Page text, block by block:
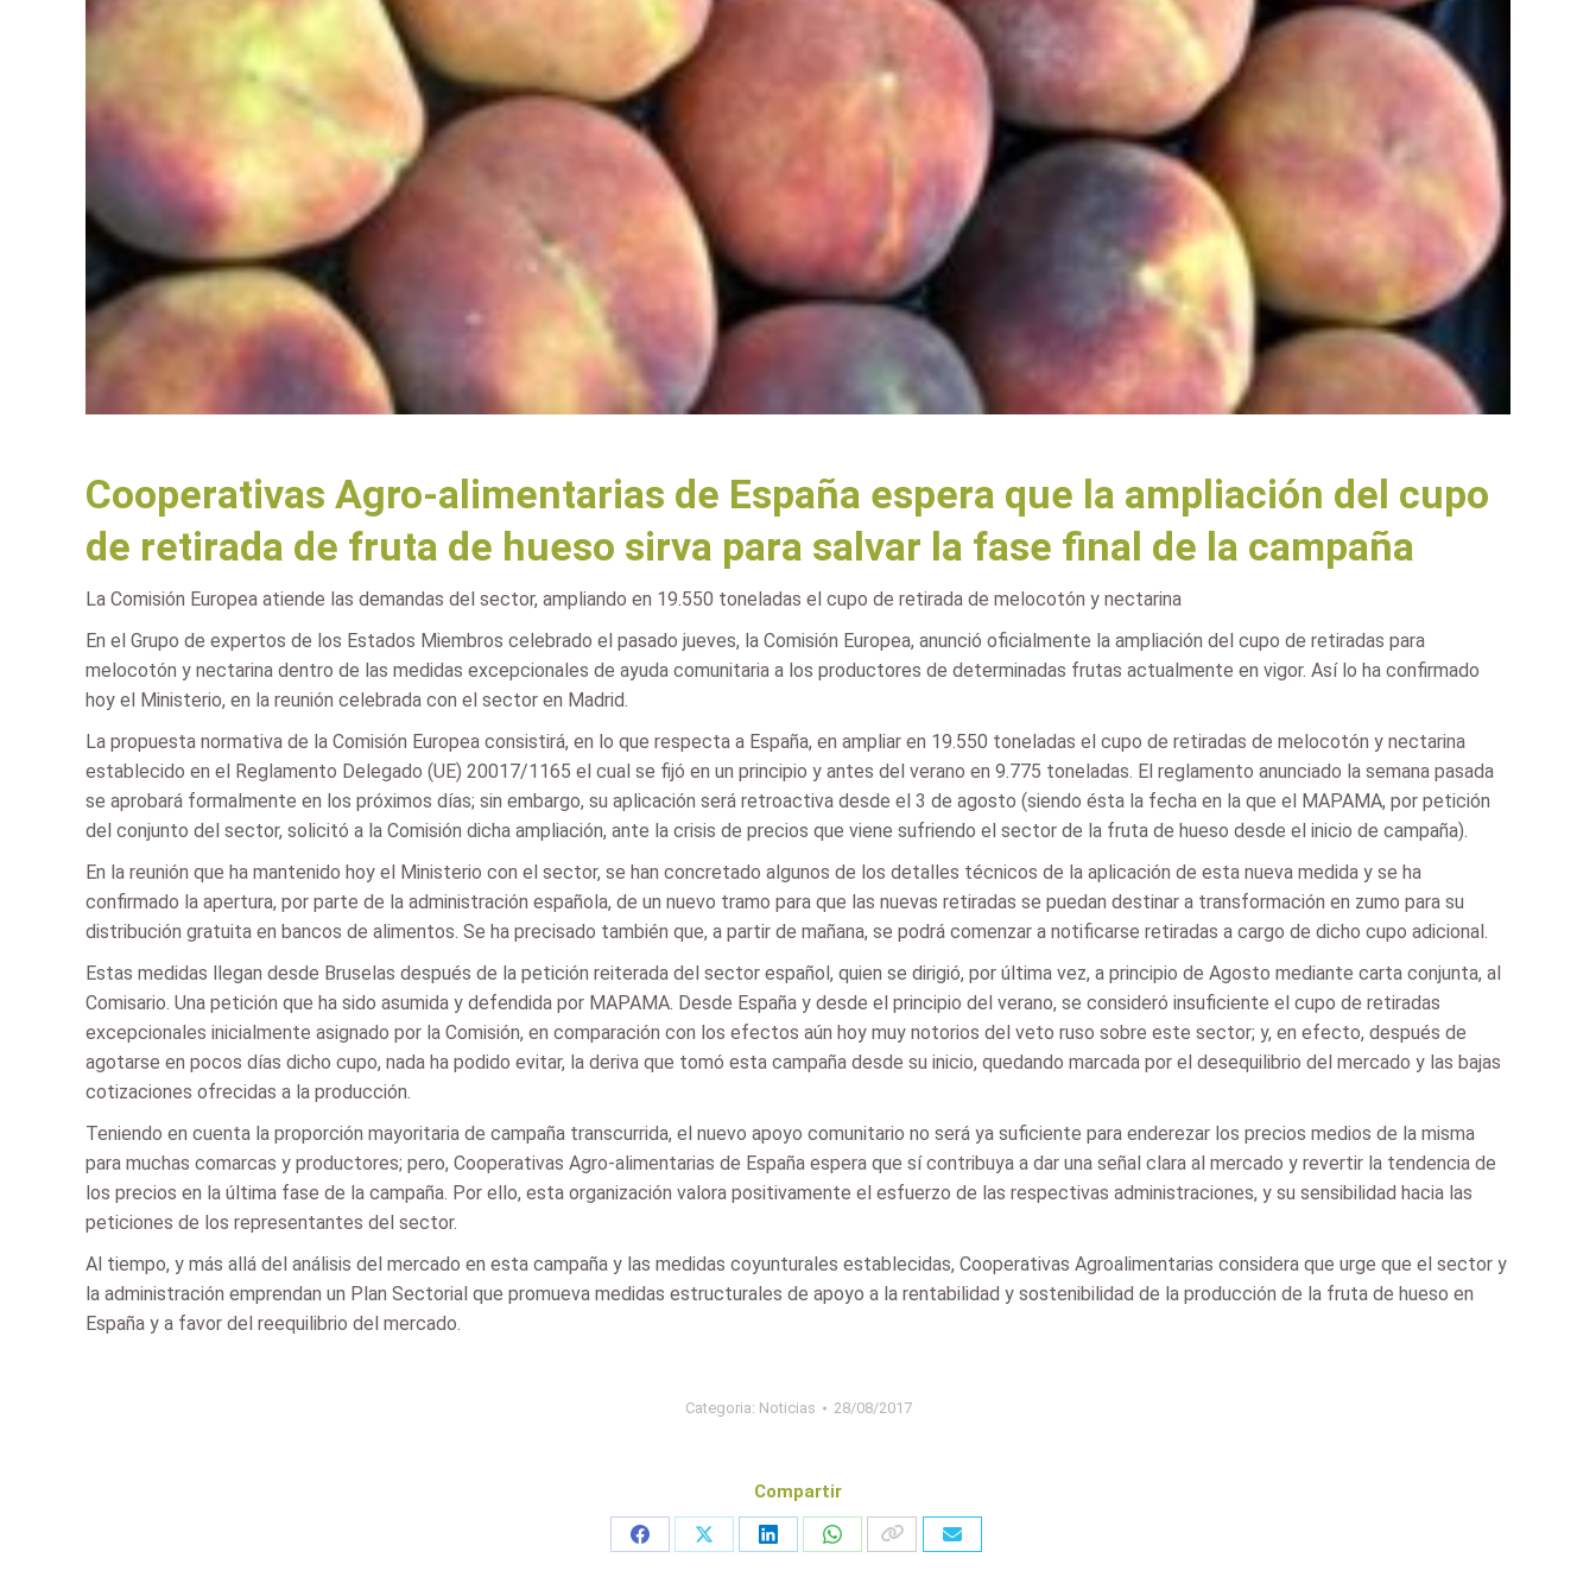
Cooperativas Agro-alimentarias de España espera que la ampliación del cupo
de retirada de fruta de hueso sirva para salvar la fase final de la campaña
La Comisión Europea atiende las demandas del sector, ampliando en 19.550 toneladas el cupo de retirada de melocotón y nectarina
En el Grupo de expertos de los Estados Miembros celebrado el pasado jueves, la Comisión Europea, anunció oficialmente la ampliación del cupo de retiradas para
melocotón y nectarina dentro de las medidas excepcionales de ayuda comunitaria a los productores de determinadas frutas actualmente en vigor. Así lo ha confirmado
hoy el Ministerio, en la reunión celebrada con el sector en Madrid.
La propuesta normativa de la Comisión Europea consistirá, en lo que respecta a España, en ampliar en 19.550 toneladas el cupo de retiradas de melocotón y nectarina
establecido en el Reglamento Delegado (UE) 20017/1165 el cual se fijó en un principio y antes del verano en 9.775 toneladas. El reglamento anunciado la semana pasada
se aprobará formalmente en los próximos días; sin embargo, su aplicación será retroactiva desde el 3 de agosto (siendo ésta la fecha en la que el MAPAMA, por petición
del conjunto del sector, solicitó a la Comisión dicha ampliación, ante la crisis de precios que viene sufriendo el sector de la fruta de hueso desde el inicio de campaña).
En la reunión que ha mantenido hoy el Ministerio con el sector, se han concretado algunos de los detalles técnicos de la aplicación de esta nueva medida y se ha
confirmado la apertura, por parte de la administración española, de un nuevo tramo para que las nuevas retiradas se puedan destinar a transformación en zumo para su
distribución gratuita en bancos de alimentos. Se ha precisado también que, a partir de mañana, se podrá comenzar a notificarse retiradas a cargo de dicho cupo adicional.
Estas medidas llegan desde Bruselas después de la petición reiterada del sector español, quien se dirigió, por última vez, a principio de Agosto mediante carta conjunta, al
Comisario. Una petición que ha sido asumida y defendida por MAPAMA. Desde España y desde el principio del verano, se consideró insuficiente el cupo de retiradas
excepcionales inicialmente asignado por la Comisión, en comparación con los efectos aún hoy muy notorios del veto ruso sobre este sector; y, en efecto, después de
agotarse en pocos días dicho cupo, nada ha podido evitar, la deriva que tomó esta campaña desde su inicio, quedando marcada por el desequilibrio del mercado y las bajas
cotizaciones ofrecidas a la producción.
Teniendo en cuenta la proporción mayoritaria de campaña transcurrida, el nuevo apoyo comunitario no será ya suficiente para enderezar los precios medios de la misma
para muchas comarcas y productores; pero, Cooperativas Agro-alimentarias de España espera que sí contribuya a dar una señal clara al mercado y revertir la tendencia de
los precios en la última fase de la campaña. Por ello, esta organización valora positivamente el esfuerzo de las respectivas administraciones, y su sensibilidad hacia las
peticiones de los representantes del sector.
Al tiempo, y más allá del análisis del mercado en esta campaña y las medidas coyunturales establecidas, Cooperativas Agroalimentarias considera que urge que el sector y
la administración emprendan un Plan Sectorial que promueva medidas estructurales de apoyo a la rentabilidad y sostenibilidad de la producción de la fruta de hueso en
España y a favor del reequilibrio del mercado.
Categoria: Noticias 28/08/2017
Compartir
Share
Share
Share
Share